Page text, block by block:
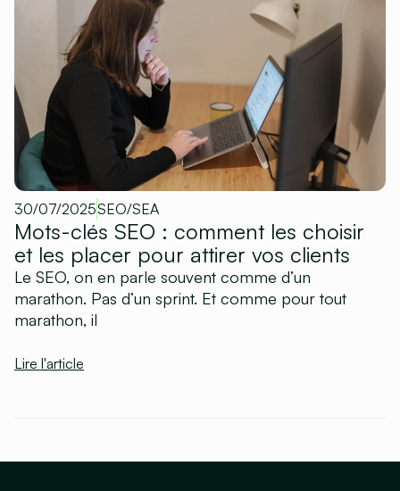
30/07/2025SEO/SEA
Mots-clés SEO : comment les choisir
et les placer pour attirer vos clients
Le SEO, on en parle souvent comme d’un
marathon. Pas d’un sprint. Et comme pour tout
marathon, il
Lire l'article